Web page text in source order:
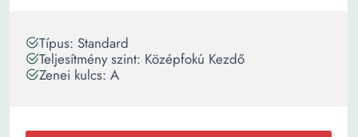
Típus: Standard
Teljesítmény szint: Középfokú Kezdő
Zenei kulcs: A